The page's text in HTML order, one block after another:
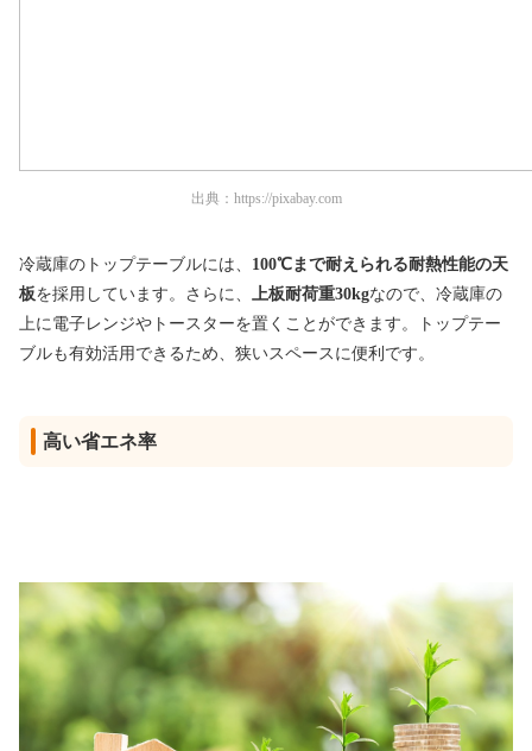
出典： https://pixabay.com
冷蔵庫のトップテーブルには、 100℃まで耐えられる耐熱性能の天
板を採用しています。さらに、 上板耐荷重30kgなので、冷蔵庫の
上に電子レンジやトースターを置くことができます。トップテー
ブルも有効活用できるため、狭いスペースに便利です。
高い省エネ率